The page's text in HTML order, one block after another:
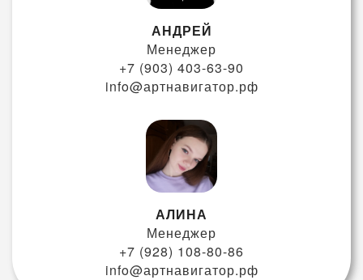
АНДРЕЙ
Менеджер
+7 (903) 403-63-90
info@артнавигатор.рф
АЛИНА
Менеджер
+7 (928) 108-80-86
info@артнавигатор.рф